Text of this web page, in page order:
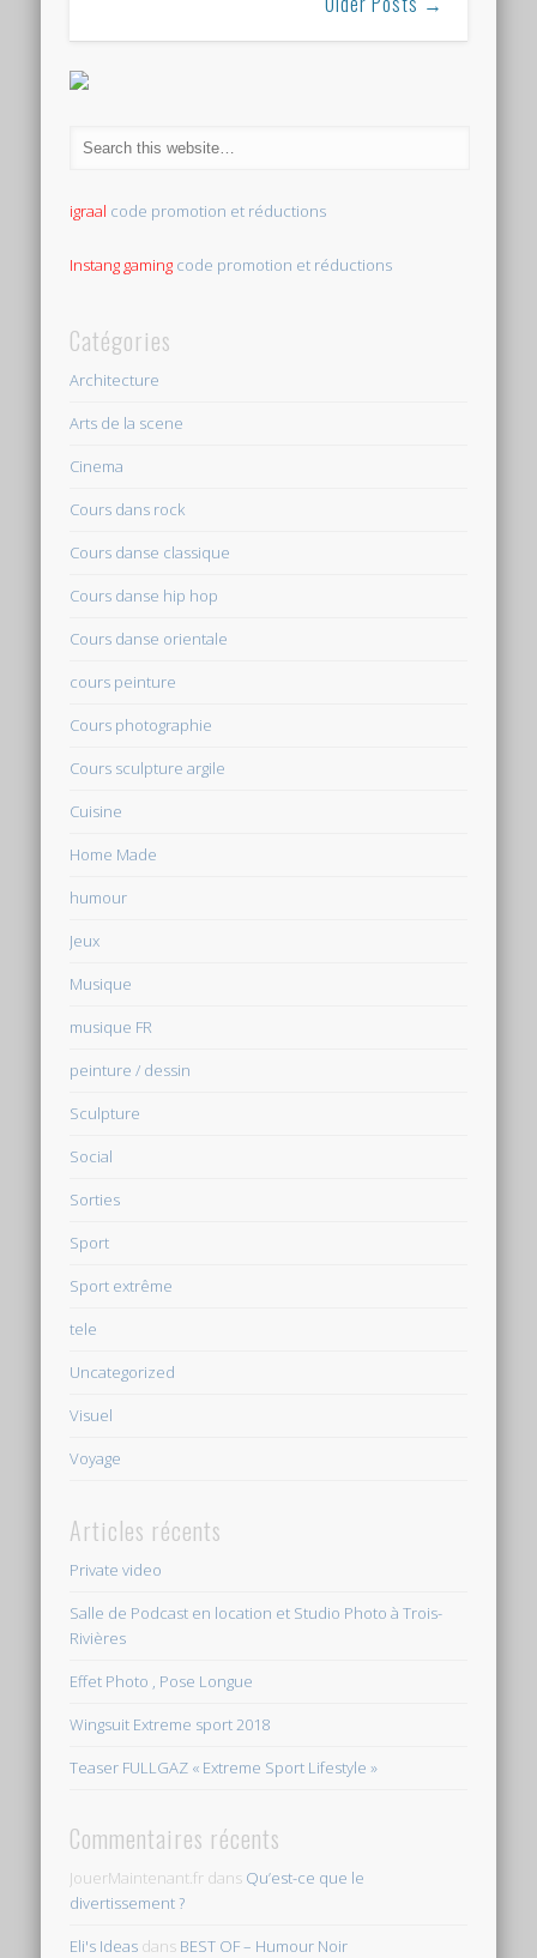
igraal code promotion et réductions
Instang gaming code promotion et réductions
Catégories
Architecture
Arts de la scene
Cinema
Cours dans rock
Cours danse classique
Cours danse hip hop
Cours danse orientale
cours peinture
Cours photographie
Cours sculpture argile
Cuisine
Home Made
humour
Jeux
Musique
musique FR
peinture / dessin
Sculpture
Social
Sorties
Sport
Sport extrême
tele
Uncategorized
Visuel
Voyage
Articles récents
Private video
Salle de Podcast en location et Studio Photo à Trois-
Rivières
Effet Photo , Pose Longue
Wingsuit Extreme sport 2018
Teaser FULLGAZ « Extreme Sport Lifestyle »
Commentaires récents
JouerMaintenant.fr dans Qu’est-ce que le
divertissement ?
Eli's Ideas dans BEST OF – Humour Noir